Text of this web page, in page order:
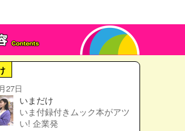
27日
いまだけ
いま付録付きムック本がアツ
い! 企業発